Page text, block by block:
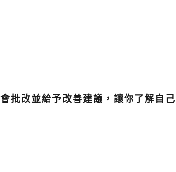
批改並給予改善建議，讓你了解自己